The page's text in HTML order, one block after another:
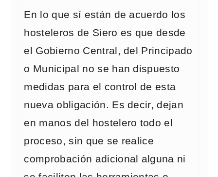
En lo que sí están de acuerdo los
hosteleros de Siero es que desde
el Gobierno Central, del Principado
o Municipal no se han dispuesto
medidas para el control de esta
nueva obligación. Es decir, dejan
en manos del hostelero todo el
proceso, sin que se realice
comprobación adicional alguna ni